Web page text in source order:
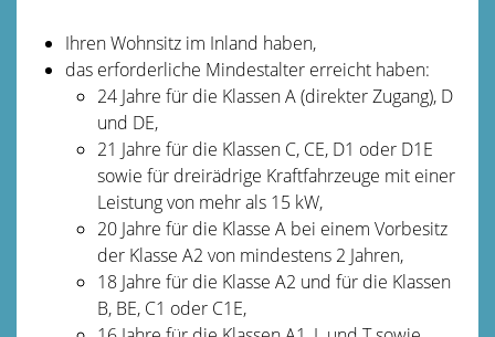
Ihren Wohnsitz im Inland haben,
das erforderliche Mindestalter erreicht haben:
24 Jahre für die Klassen A (direkter Zugang), D
und DE,
21 Jahre für die Klassen C, CE, D1 oder D1E
sowie für dreirädrige Kraftfahrzeuge mit einer
Leistung von mehr als 15 kW,
20 Jahre für die Klasse A bei einem Vorbesitz
der Klasse A2 von mindestens 2 Jahren,
18 Jahre für die Klasse A2 und für die Klassen
B, BE, C1 oder C1E,